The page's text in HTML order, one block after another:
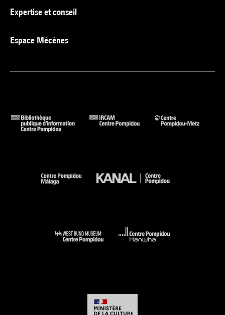
Expertise et conseil
Espace Mécènes